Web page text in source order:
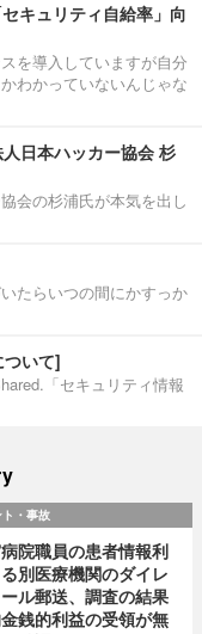
キュリティ自給率」向
を導入していますが自分
わかっていないんじゃな
日本ハッカー協会 杉
会の杉浦氏が本気を出し
たらいつの間にかすっか
いて]
「セキュリティ情報
ト・事故
院職員の患者情報利
別医療機関のダイレ
ル郵送、調査の結果
銭的利益の受領が無